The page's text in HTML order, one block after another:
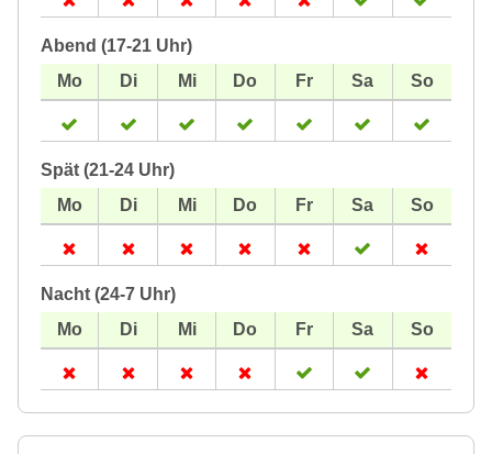
Abend (17-21 Uhr)
Spät (21-24 Uhr)
Nacht (24-7 Uhr)